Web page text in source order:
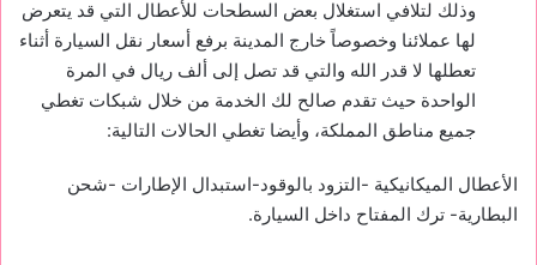
وذلك لتلافي استغلال بعض السطحات للأعطال التي قد يتعرض
لها عملائنا وخصوصاً خارج المدينة برفع أسعار نقل السيارة أثناء
تعطلها لا قدر الله والتي قد تصل إلى ألف ريال في المرة
الواحدة حيث تقدم صالح لك الخدمة من خلال شبكات تغطي
جميع مناطق المملكة، وأيضا تغطي الحالات التالية:
الأعطال الميكانيكية -التزود بالوقود-استبدال الإطارات -شحن
البطارية- ترك المفتاح داخل السيارة.